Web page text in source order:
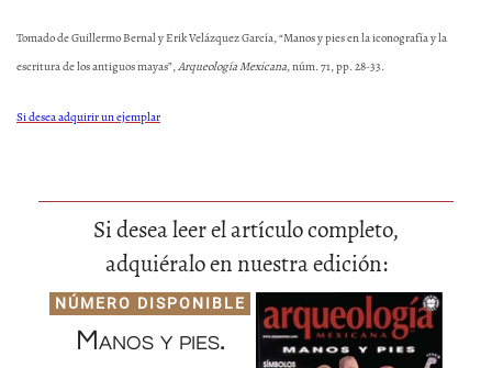
Tomado de Guillermo Bernal y Erik Velázquez García, “Manos y pies en la iconografía y la
escritura de los antiguos mayas”,Arqueología Mexicana, núm. 71, pp. 28-33.
Si desea adquirir un ejemplar
Si desea leer el artículo completo,
adquiéralo en nuestra edición:
NÚMERO DISPONIBLE
Manos y pies.